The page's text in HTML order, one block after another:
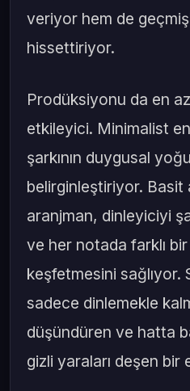
veriyor hem de
hissettiriyor.
Prodüksiyonu da en
etkileyici. Minimalist
şarkının duygusal
belirginleştiriyor. Basit
aranjman, dinleyiciyi
ve her notada farklı
keşfetmesini sağlıyor.
sadece dinlemekle
düşündüren ve hatta
gizli yaraları deşen bir